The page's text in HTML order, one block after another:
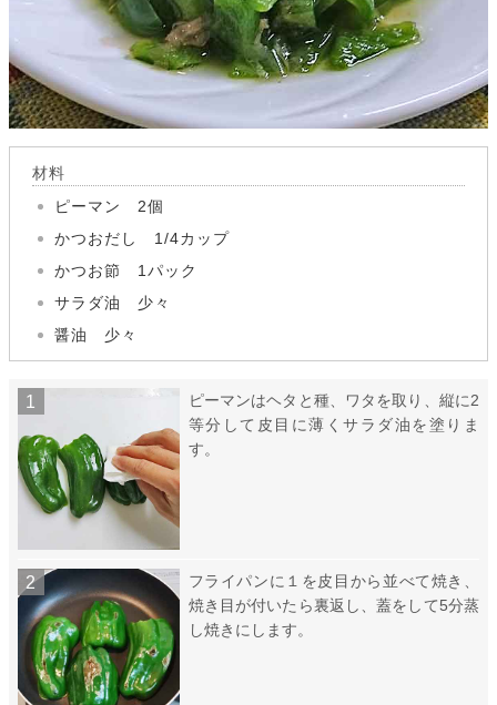
材料
ピーマン 2個
かつおだし 1/4カップ
かつお節 1パック
サラダ油 少々
醤油 少々
ピーマンはヘタと種、ワタを取り、縦に2
等分して皮目に薄くサラダ油を塗りま
す。
フライパンに１を皮目から並べて焼き、
焼き目が付いたら裏返し、蓋をして5分蒸
し焼きにします。